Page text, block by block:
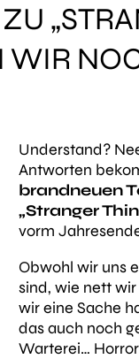
Understand?
Antworten
brandneuen
„Stranger
vorm
Obwohl wir uns
sind, wie nettwir
wir eine Sache
das auch noch
Warterei…